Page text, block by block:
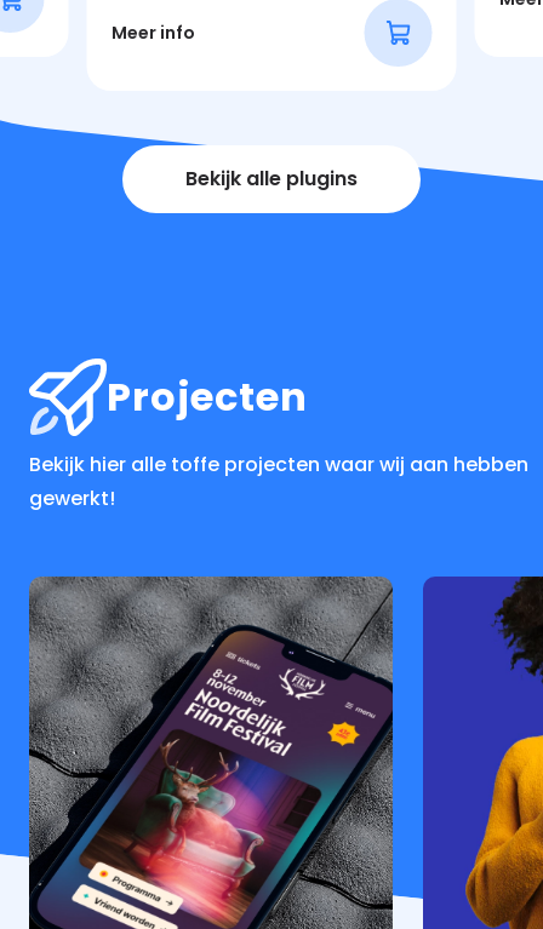
Meer info
Bekijk alle plugins
Projecten
Bekijk hier alle toffe projecten waar wij aan hebben
gewerkt!
Lees
meer
lees
meer
over
soxs
Lees